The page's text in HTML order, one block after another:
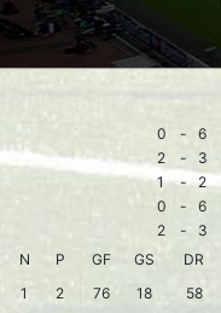
0 -
6
2 -
3
1 - 2
0 -
6
2 -
3
N P GF GS
DR
1 2 76 18
58